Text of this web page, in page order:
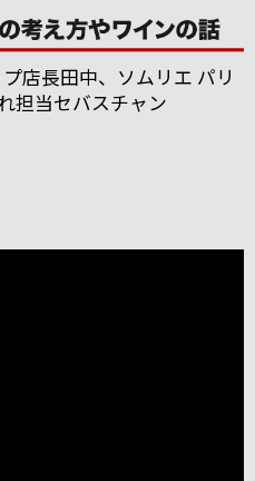
長田中、ソムリエ パリ
担当セバスチャン